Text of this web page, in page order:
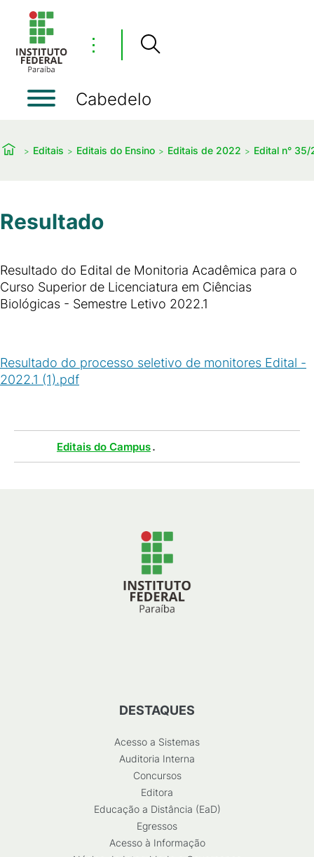
⋮
Cabedelo
Editais Editais do Ensino Editais de 2022 Edital n°
Resultado
Resultado do Edital de Monitoria Acadêmica para o
Curso Superior de Licenciatura em Ciências
Biológicas - Semestre Letivo 2022.1
Resultado do processo seletivo de monitores Edital -
2022.1 (1).pdf
Editais do Campus.
DESTAQUES
Acesso a Sistemas
Auditoria Interna
Concursos
Editora
Educação a Distância (EaD)
Egressos
Acesso à Informação